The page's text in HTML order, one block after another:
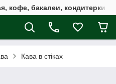
кофе, бакалеи, кондитерки
Кава в стіках